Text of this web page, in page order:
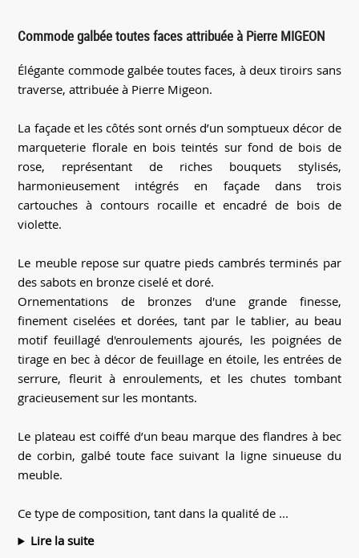
Commode galbée toutes faces attribuée à Pierre MIGEON
Élégante commode galbée toutes faces, à deux tiroirs sans
traverse, attribuée à Pierre Migeon.
La façade et les côtés sont ornés d’un somptueux décor de
marqueterie florale en bois teintés sur fond de bois de
rose, représentant de riches bouquets stylisés,
harmonieusement intégrés en façade dans trois
cartouches à contours rocaille et encadré de bois de
violette.
Le meuble repose sur quatre pieds cambrés terminés par
des sabots en bronze ciselé et doré.
Ornementations de bronzes d'une grande finesse,
finement ciselées et dorées, tant par le tablier, au beau
motif feuillagé d'enroulements ajourés, les poignées de
tirage en bec à décor de feuillage en étoile, les entrées de
serrure, fleurit à enroulements, et les chutes tombant
gracieusement sur les montants.
Le plateau est coiffé d’un beau marque des flandres à bec
de corbin, galbé toute face suivant la ligne sinueuse du
meuble.
Ce type de composition, tant dans la qualité de ...
Lire la suite